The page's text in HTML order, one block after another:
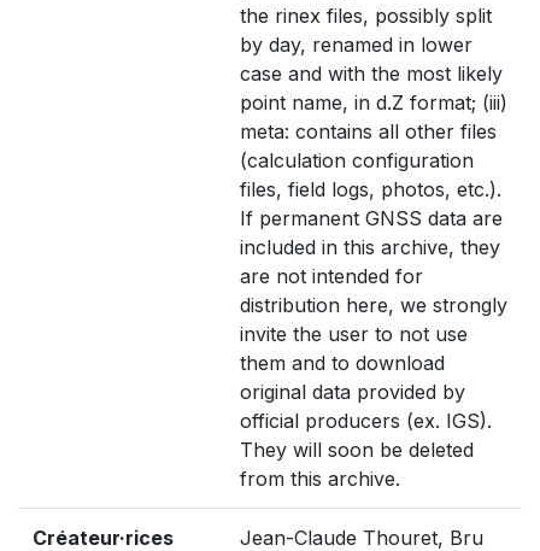
the rinex files, possibly split
by day, renamed in lower
case and with the most likely
point name, in d.Z format; (iii)
meta: contains all other files
(calculation configuration
files, field logs, photos, etc.).
If permanent GNSS data are
included in this archive, they
are not intended for
distribution here, we strongly
invite the user to not use
them and to download
original data provided by
official producers (ex. IGS).
They will soon be deleted
from this archive.
Créateur·rices Jean-Claude Thouret, Bru